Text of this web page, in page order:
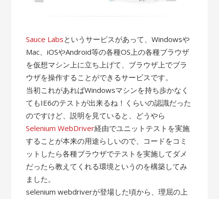
Sauce Labsというサービスがあって、Windowsや
Mac、iOSやAndroid等の各種OS上の各種ブラウザ
を仮想マシン上に立ち上げて、ブラウザ上でブラ
ウザを操作することができるサービスです。
当初これがあればWindowsマシンを持ち歩かなく
てもIE6のテストが出来るね！くらいの認識だった
のですけど、説明を見ていると、どうやら
Selenium WebDriver経由でユニットテストを実施
することが本来の用途らしいので、コードをコミ
ットしたら各種ブラウザでテストを実施してダメ
だったら教えてくれる環境というのを構築してみ
ました。
selenium webdriverが登場した頃から、理屈の上